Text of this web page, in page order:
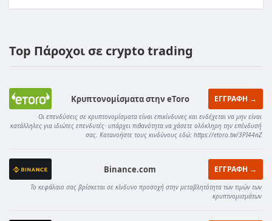
Top Πάροχοι σε crypto trading
Κρυπτονομίσματα στην eToro ΕΓΓΡΑΦΗ →
Οι επενδύσεις σε κρυπτονομίσματα είναι επικίνδυνες και ενδέχεται να μην είναι
κατάλληλες για ιδιώτες επενδυτές· υπάρχει πιθανότητα να χάσετε ολόκληρη την επένδυσή
σας. Κατανοήστε τους κινδύνους εδώ: https://etoro.tw/3PI44nZ
Binance.com ΕΓΓΡΑΦΗ →
Το κεφάλαιο σας βρίσκεται σε κίνδυνο προσοχή στην μεταβλητότητα των τιμών των
κρυπτνομισμάτων